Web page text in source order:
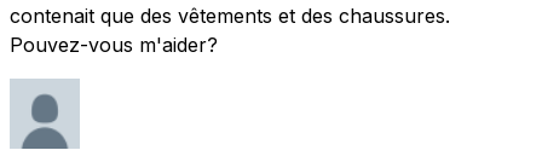
contenait que des vêtements et des chaussures.
Pouvez-vous m'aider?